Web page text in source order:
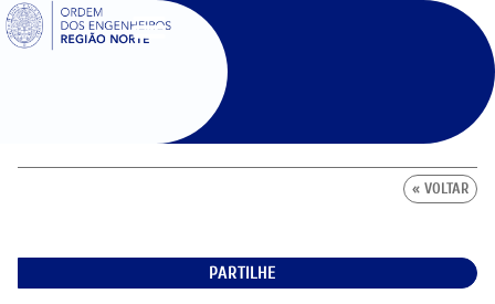
SIGOE
« VOLTAR
PARTILHE